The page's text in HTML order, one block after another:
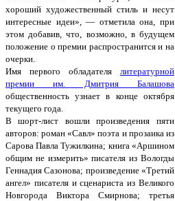
хороший художественный стиль и несут
интересные идеи», — отметила она, при
этом добавив, что, возможно, в будущем
положение о премии распространится и на
очерки.
Имя первого обладателя литературной
премии им. Дмитрия Балашова
общественность узнает в конце октября
текущего года.
В шорт-лист вошли произведения пяти
авторов: роман «Савл» поэта и прозаика из
Сарова Павла Тужилкина; книга «Аршином
общим не измерить» писателя из Вологды
Геннадия Сазонова; произведение «Третий
ангел» писателя и сценариста из Великого
Новгорода Виктора Смирнова; третья